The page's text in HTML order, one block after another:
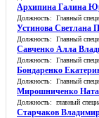
Архипина Галина
Должность: Главный
Устинова Светлана
Должность: Главный
Савченко Алла
Должность: Главный
Бондаренко
Должность: Главный
Мирошниченко
Должность: главный
Старчаков